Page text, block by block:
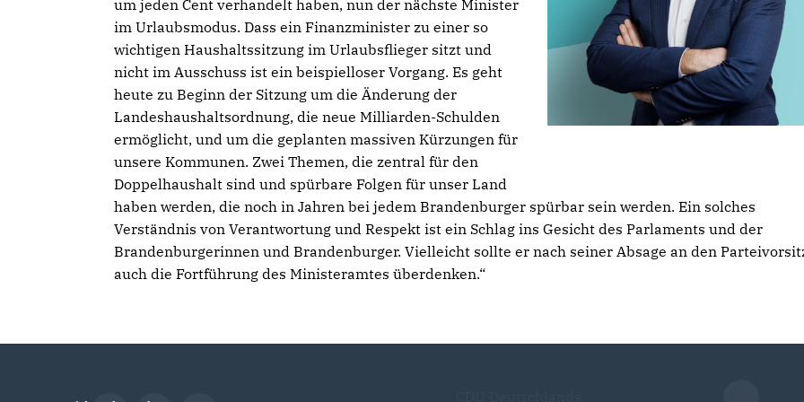
um jeden Cent verhandelt haben, nun der nächste Minister
im Urlaubsmodus. Dass ein Finanzminister zu einer so
wichtigen Haushaltssitzung im Urlaubsflieger sitzt und
nicht im Ausschuss ist ein beispielloser Vorgang. Es geht
heute zu Beginn der Sitzung um die Änderung der
Landeshaushaltsordnung, die neue Milliarden-Schulden
ermöglicht, und um die geplanten massiven Kürzungen für
unsere Kommunen. Zwei Themen, die zentral für den
Doppelhaushalt sind und spürbare Folgen für unser Land
haben werden, die noch in Jahren bei jedem Brandenburger spürbar sein werden. Ein solches
Verständnis von Verantwortung und Respekt ist ein Schlag ins Gesicht des Parlaments und der
Brandenburgerinnen und Brandenburger. Vielleicht sollte er nach seiner Absage an den
auch die Fortführung des Ministeramtes überdenken.“